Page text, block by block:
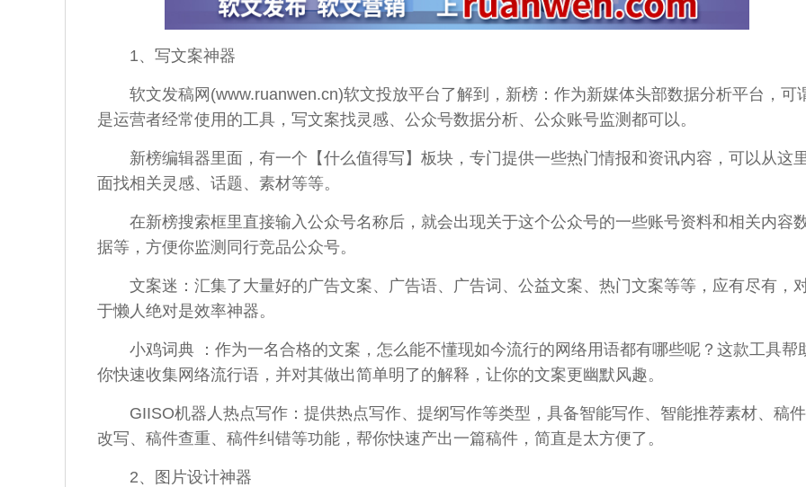
1、写文案神器
软文发稿 网(www.ruanwen.cn)软文投放平台了解到，新榜：作为新媒体头部数据分析平台 ，可
是运营者经常使用的工具，写文案找灵感、 公众号数据分析、 公众账号监测都可以。
新榜编辑器里面，有一个【什么值得写】板块，专门提供一些热门情报和资讯内容 ，可以从这
面找相关灵感、话题、素材等等。
在新榜搜索框里直接输入 公众号名称后，就会出现关于这个公众号的一些账号资料和相关内容
据等，方便你监测同行竞品公众号。
文案迷：汇集了大量好的广告文案、广告语、广告词、公益文案、热门文案等等，应有尽有，
于懒人绝对是效率神器。
小鸡词典 ：作为一名合格的文案 ， 怎么能不懂现如今流行的 网络用语都有哪些呢？这款工具帮
你快速收集网络流行语，并对其做出简单明了的解释，让你的文案更幽默风趣。
GIISO机器人热点写作 ：提供热点写作、提纲写作等类型，具备智能写作、智能推荐素材、稿件
改写、稿件查重、稿件纠错等功能，帮你快速产出一篇稿件，简直是太方便了。
2、图片设计神器